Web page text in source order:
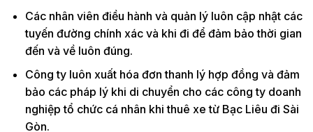
Các nhân viên điều hành và quản lý luôn cập nhật các
tuyến đường chính xác và khi đi để đảm bảo thời gian
đến và về luôn đúng.
Công ty luôn xuất hóa đơn thanh lý hợp đồng và đảm
bảo các pháp lý khi di chuyển cho các công ty doanh
nghiệp tổ chức cá nhân khi thuê xe từ Bạc Liêu đi Sài
Gòn.